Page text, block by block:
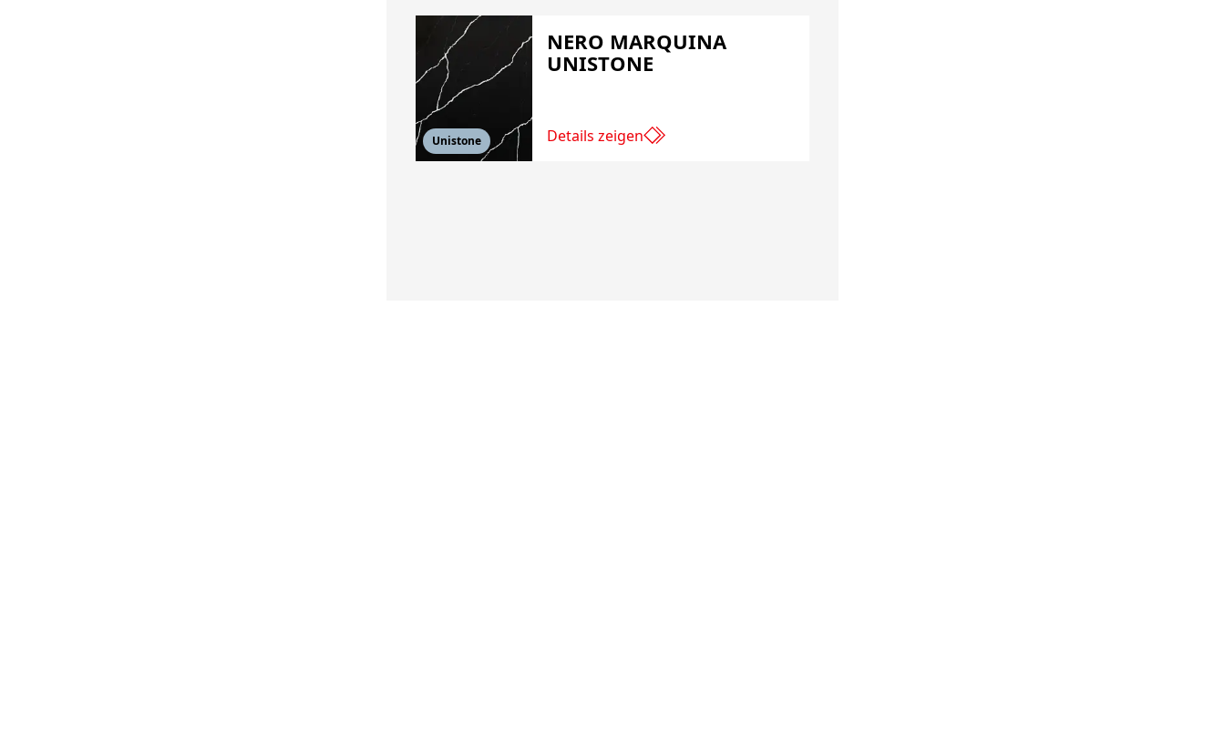
Unistone
NERO MARQUINA
UNISTONE
Details zeigen